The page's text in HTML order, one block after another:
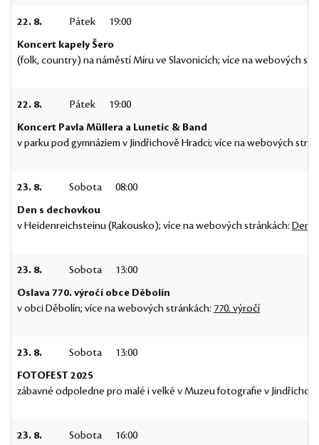
22. 8. Pátek
19:00
Koncert kapely Šero
(folk, country) na náměstí Míru ve Slavonicích; více na webových
22. 8. Pátek
19:00
Koncert Pavla Müllera a Lunetic & Band
v parku pod gymnáziem v Jindřichově Hradci; více na webových
23. 8. Sobota
08:00
Den s dechovkou
v Heidenreichsteinu (Rakousko); více na webových stránkách: Den
23. 8. Sobota
13:00
Oslava 770. výročí obce Děbolín
v obci Děbolín; více na webových stránkách: 770. výročí
23. 8. Sobota
13:00
FOTOFEST 2025
zábavné odpoledne pro malé i velké v Muzeu fotografie v
23. 8. Sobota
16:00